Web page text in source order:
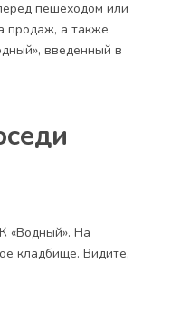
пешеходом или
продаж, а также
введенный в
«Водный». На
кладбище. Видите,